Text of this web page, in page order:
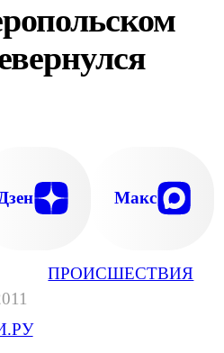
ПРОИСШЕСТВИЯ
Дзен Макс